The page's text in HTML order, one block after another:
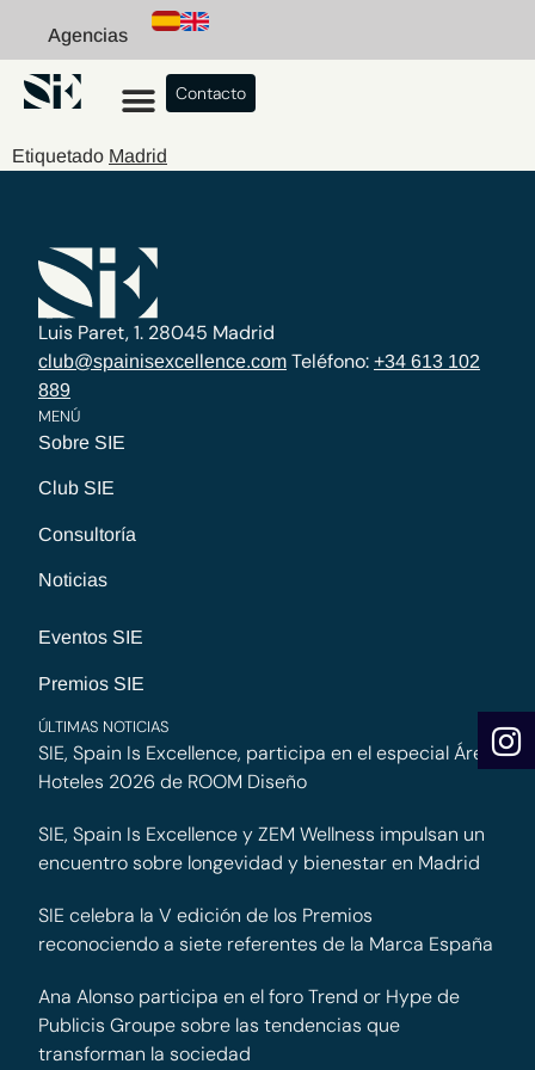
Agencias
Contacto
Etiquetado Madrid
Luis Paret, 1. 28045 Madrid
club@spainisexcellence.com Teléfono: +34 613 102
889
MENÚ
Sobre SIE
Club SIE
Consultoría
Noticias
Eventos SIE
Premios SIE
ÚLTIMAS NOTICIAS
SIE, Spain Is Excellence, participa en el especial Área
Hoteles 2026 de ROOM Diseño
SIE, Spain Is Excellence y ZEM Wellness impulsan un
encuentro sobre longevidad y bienestar en Madrid
SIE celebra la V edición de los Premios
reconociendo a siete referentes de la Marca España
Ana Alonso participa en el foro Trend or Hype de
Publicis Groupe sobre las tendencias que
transforman la sociedad